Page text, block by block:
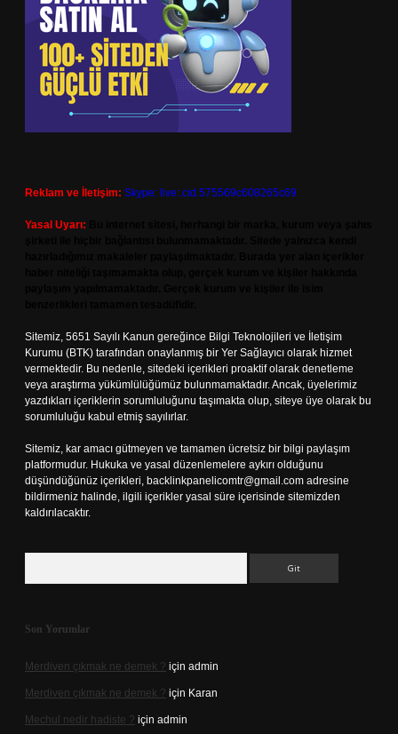
Reklam ve İletişim: Skype: live:.cid.575569c608265c69
Yasal Uyarı:
Sitemiz, 5651 Sayılı Kanun gereğince Bilgi Teknolojileri ve İletişim
Kurumu (BTK) tarafından onaylanmış bir Yer Sağlayıcı olarak hizmet
vermektedir. Bu nedenle, sitedeki içerikleri proaktif olarak denetleme
veya araştırma yükümlülüğümüz bulunmamaktadır. Ancak, üyelerimiz
yazdıkları içeriklerin sorumluluğunu taşımakta olup, siteye üye olarak bu
sorumluluğu kabul etmiş sayılırlar.
Sitemiz, kar amacı gütmeyen ve tamamen ücretsiz bir bilgi paylaşım
platformudur. Hukuka ve yasal düzenlemelere aykırı olduğunu
düşündüğünüz içerikleri, backlinkpanelicomtr@gmail.com adresine
bildirmeniz halinde, ilgili içerikler yasal süre içerisinde sitemizden
kaldırılacaktır.
Son Yorumlar
Merdiven çıkmak ne demek ? için admin
Merdiven çıkmak ne demek ? için Karan
Mechul nedir hadiste ? için admin